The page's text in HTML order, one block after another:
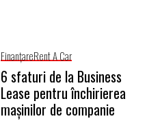
FinanţareRent A Car
6 sfaturi de la Business
Lease pentru închirierea
mașinilor de companie